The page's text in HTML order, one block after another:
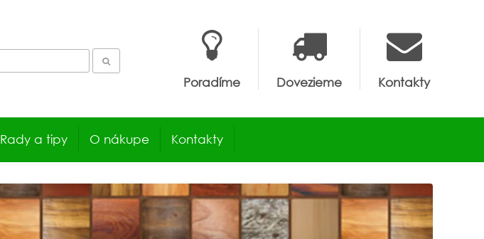
Kontakty
Dovezieme
Poradíme
Rady a tipy O nákupe Kontakty